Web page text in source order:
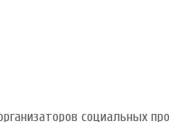
социальных